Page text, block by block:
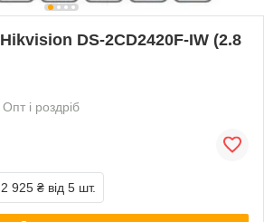
DS-2CD2420F-IW (2.8
Опт і роздріб
2 925 ₴ від 5 шт.